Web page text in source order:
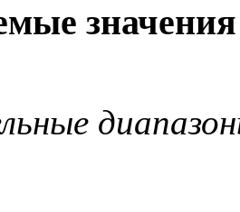
значения